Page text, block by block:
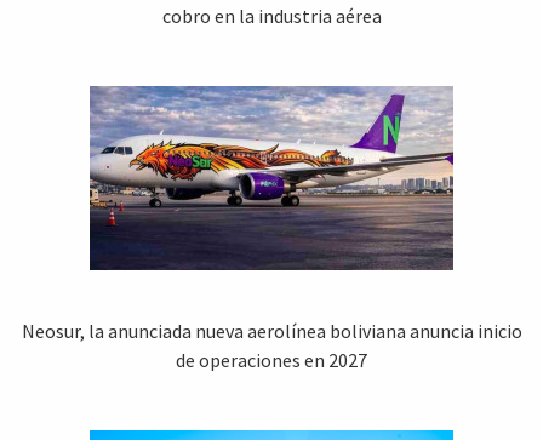
cobro en la industria aérea
Neosur, la anunciada nueva aerolínea boliviana anuncia inicio
de operaciones en 2027